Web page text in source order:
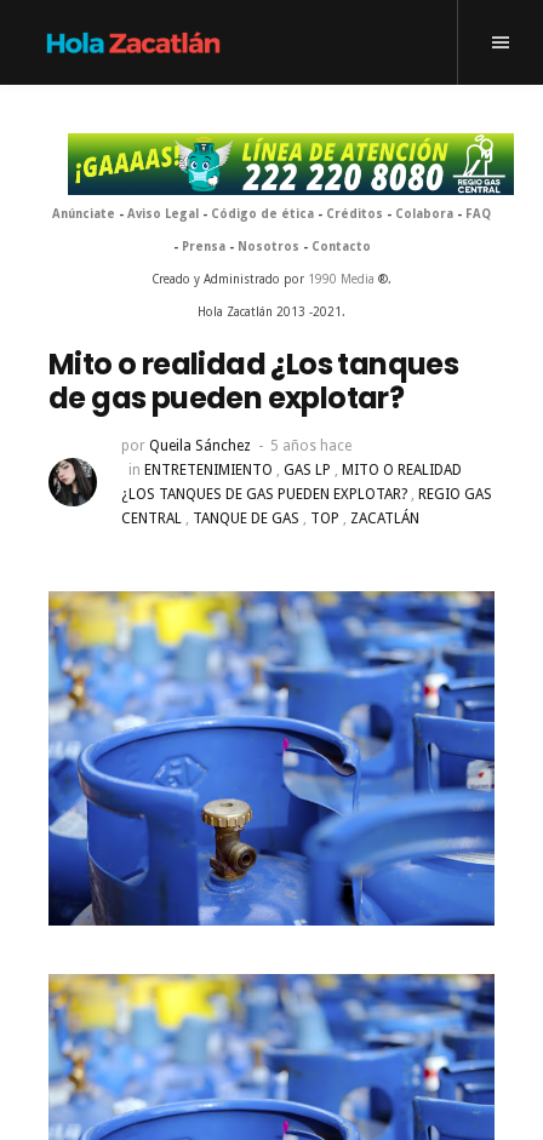
Anúnciate - Aviso Legal - Código de ética - Créditos - Colabora - FAQ
- Prensa- Nosotros - Contacto
Creado y Administrado por 1990 Media ®.
Hola Zacatlán 2013 -2021.
Mito o realidad ¿Los tanques
de gas pueden explotar?
por Queila Sánchez
5 años hace
in ENTRETENIMIENTO , GAS LP , MITO O REALIDAD
¿LOS TANQUES DE GAS PUEDEN EXPLOTAR? , REGIO GAS
CENTRAL , TANQUE DE GAS , TOP , ZACATLÁN